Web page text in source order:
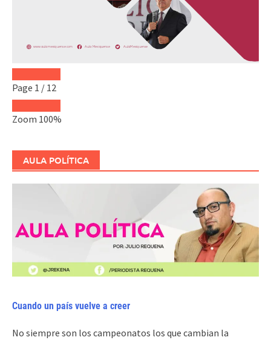
Page 1 / 12
Zoom 100%
AULA POLÍTICA
Cuando un país vuelve a creer
No siempre son los campeonatos los que cambian la